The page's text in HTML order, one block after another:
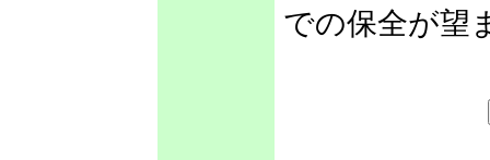
での保全が望